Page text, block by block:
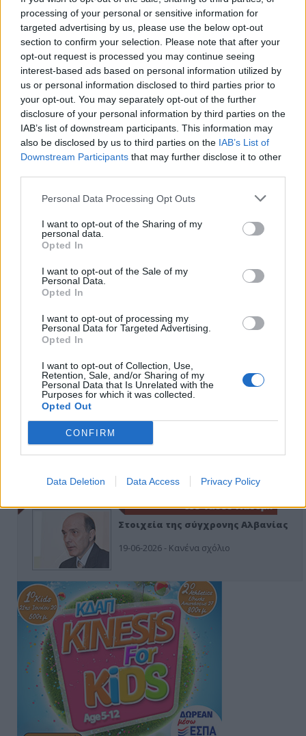
processing of your personal or sensitive information for
targeted advertising by us, please use the below opt-out
section to confirm your selection. Please note that after your
opt-out request is processed you may continue seeing
interest-based ads based on personal information utilized by
us or personal information disclosed to third parties prior to
your opt-out. You may separately opt-out of the further
disclosure of your personal information by third parties on the
IAB’s list of downstream participants. This information may
also be disclosed by us to third parties on the IAB’s List of
Downstream Participants that may further disclose it to other
Personal Data Processing Opt Outs
I want to opt-out of the Sharing of my
personal data.
Opted In
I want to opt-out of the Sale of my
Personal Data.
Opted In
I want to opt-out of processing my
Personal Data for Targeted Advertising.
Opted In
I want to opt-out of Collection, Use,
Retention, Sale, and/or Sharing of my
Personal Data that Is Unrelated with the
Purposes for which it was collected.
Opted Out
CONFIRM
Data Deletion Data Access Privacy Policy
Εδώ Παππάς, εκεί Παππάς, που είναι
ο ΣΥΡΙΖΑ και οι Κιλκισιώτες
26-07-2026 - Κανένα σχόλιο
Κιλκίς προς Χατζηδάκη: Στηρίξτε
εμπράκτως την περιφέρεια – μειώσ…
11-06-2026 - Κανένα σχόλιο
Να αποσυρθεί. Χθες.
Οίκοι ευγηρίας
Ή ρούφα ή φύσα
03-08-2026 - Κανένα σχόλιο
Στοιχεία της σύγχρονης Αλβανίας
19-06-2026 - Κανένα σχόλιο